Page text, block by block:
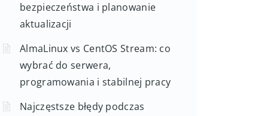
bezpieczeństwa i planowanie
aktualizacji
AlmaLinux vs CentOS Stream: co
wybrać do serwera,
programowania i stabilnej pracy
Najczęstsze błędy podczas